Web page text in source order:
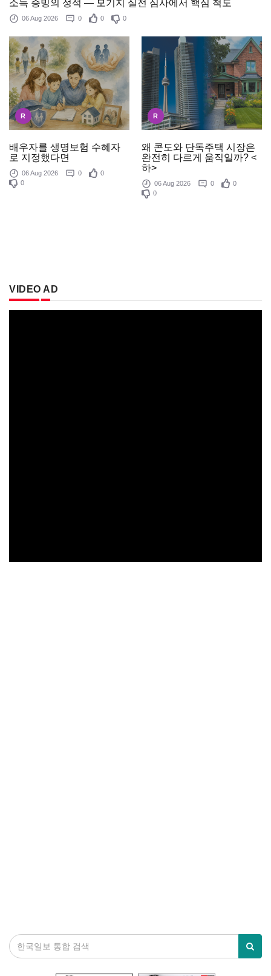
소득 증빙의 정석 — 모기지 실전 심사에서 핵심 척도
06 Aug 2026 0 0 0
R
배우자를 생명보험 수혜자
로 지정했다면
06 Aug 2026 0
0
0
R
왜 콘도와 단독주택 시장은
완전히 다르게 움직일까? <
하>
06 Aug 2026 0
0
0
VIDEO AD